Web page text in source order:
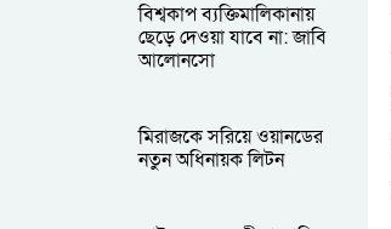
বিশ্বকাপ ব্যক্তিমালিকানায়
ছেড়ে দেওয়া যাবে না: জাবি
আলোনসো
মিরাজকে সরিয়ে ওয়ানডের
নতুন অধিনায়ক লিটন